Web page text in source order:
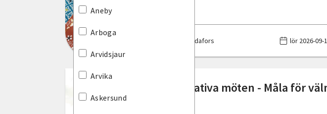
Aneby
Arboga
Arvidsjaur
Arvika
Askersund
Bodafors lör 2026-09-
Kreativa möten - Måla för